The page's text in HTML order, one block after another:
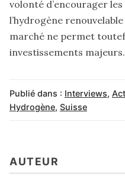
volonté d’encourager
l’hydrogène
marché ne permet
investissements majeurs.
Publié dans : Interviews,
Hydrogène, Suisse
AUTEUR